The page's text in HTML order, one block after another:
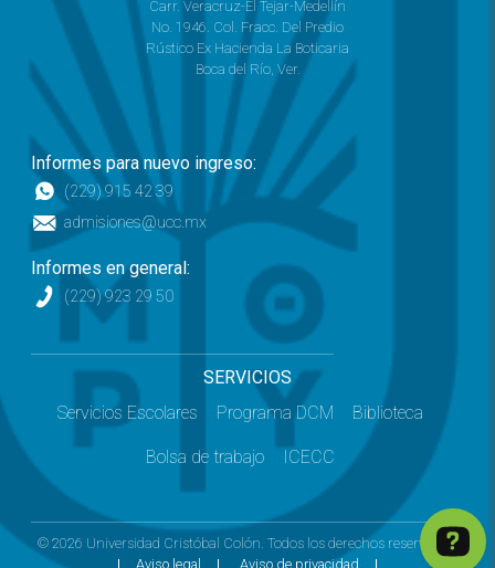
Carr. Veracruz-El Tejar-Medellín
No. 1946. Col. Fracc. Del Predio
Rústico Ex Hacienda La Boticaria
Boca del Río, Ver.
Informes para nuevo ingreso:
(229) 915 42 39
admisiones@ucc.mx
Informes en general:
(229) 923 29 50
SERVICIOS
Servicios Escolares
Programa DCM Biblioteca
Bolsa de trabajo ICECC
© 2026 Universidad Cristóbal Colón. Todos los derechos reservados.
Aviso legal
Aviso de privacidad